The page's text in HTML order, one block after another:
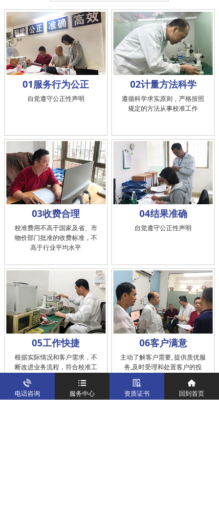
01服务行为公正
自觉遵守公正性声明
02计量方法科学
遵循科学求实原则，严格按照
规定的方法从事校准工作
03收费合理
校准费用不高于国家及省、市
物价部门批准的收费标准，不
高于行业平均水平
04结果准确
自觉遵守公正性声明
05工作快捷
根据实际情况和客户需求，不
断改进业务流程，符合校准工
作在服务的时间标准内完成
06客户满意
主动了解客户需要, 提供质优服
务,及时受理和处置客户的投
诉，提供快捷、方便的后续服
电话咨询 服务中心 资质证书 回到首页